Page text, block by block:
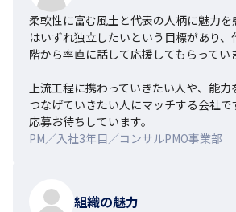
柔軟性に富む風土と代表の人柄に魅力を
はいずれ独立したいという目標があり
階から率直に話して応援してもらってい
上流工程に携わっていきたい人や、能
つなげていきたい人にマッチする会社で
応募お待ちしています。
PM／入社3年目／コンサルPMO事業部
組織の魅力